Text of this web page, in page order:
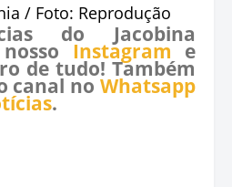
/ Foto: Reprodução
do Jacobina
Instagram e
de tudo! Também
canal no Whatsapp
.